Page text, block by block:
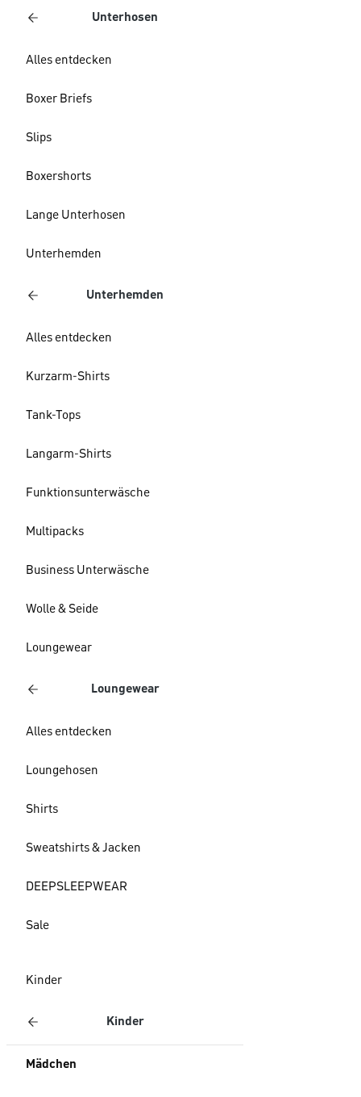
Unterhosen
Alles entdecken
Boxer Briefs
Slips
Boxershorts
Lange Unterhosen
Unterhemden
Unterhemden
Alles entdecken
Kurzarm-Shirts
Tank-Tops
Langarm-Shirts
Funktionsunterwäsche
Multipacks
Business Unterwäsche
Wolle & Seide
Loungewear
Loungewear
Alles entdecken
Loungehosen
Shirts
Sweatshirts & Jacken
DEEPSLEEPWEAR
Sale
Kinder
Kinder
Mädchen